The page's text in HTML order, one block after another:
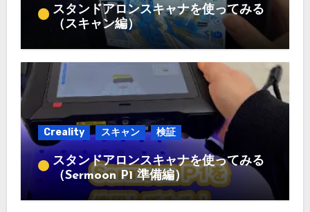
スタンドアロンスキャナを使ってみる
（スキャン編）
Creality スキャン 検証
スタンドアロンスキャナを使ってみる
（Sermoon P1 準備編）